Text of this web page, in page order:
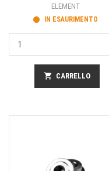
ELEMENT
IN ESAURIMENTO
shopping_cart CARRELLO